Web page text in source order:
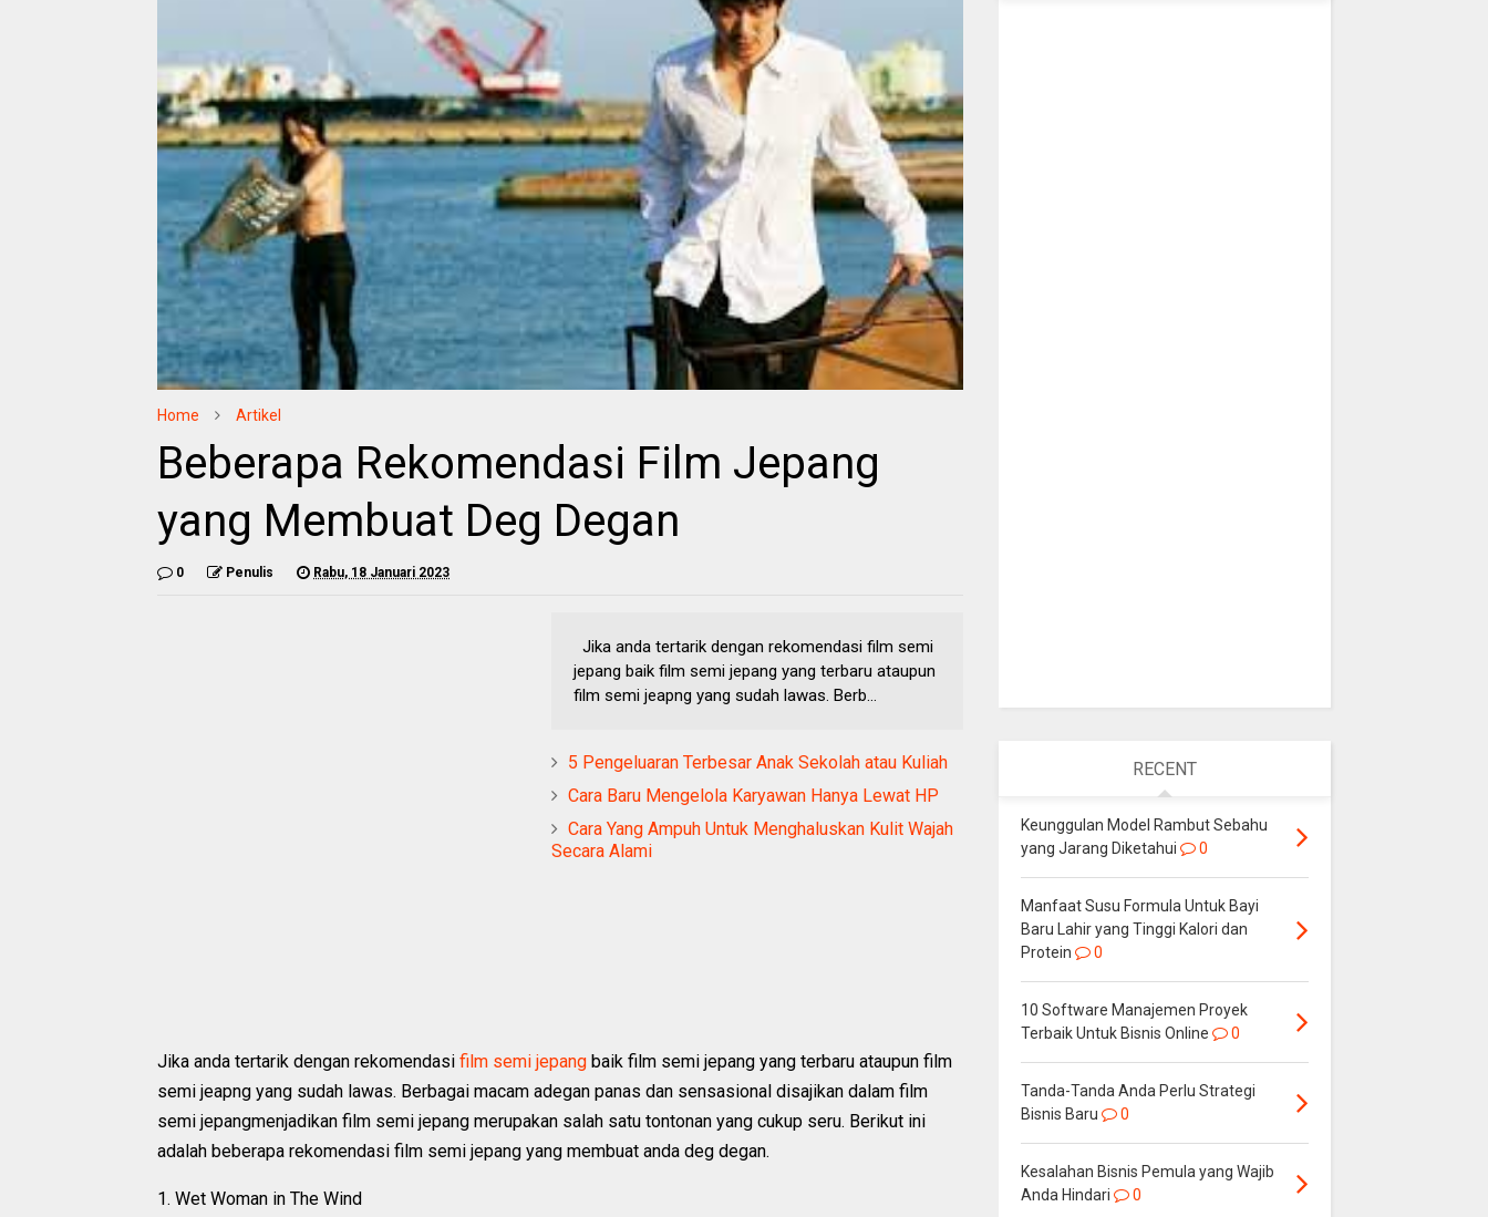
Home Artikel
Beberapa Rekomendasi Film Jepang
yang Membuat Deg Degan
0 Penulis Rabu, 18 Januari 2023
Jika anda tertarik dengan rekomendasi film semi
jepang baik film semi jepang yang terbaru ataupun
film semi jeapng yang sudah lawas. Berb...
5 Pengeluaran Terbesar Anak Sekolah atau Kuliah
Cara Baru Mengelola Karyawan Hanya Lewat HP
Cara Yang Ampuh Untuk Menghaluskan Kulit Wajah
Secara Alami
Jika anda tertarik dengan rekomendasi film semi jepang baik film semi jepang yang terbaru ataupun film
semi jeapng yang sudah lawas. Berbagai macam adegan panas dan sensasional disajikan dalam film
semi jepangmenjadikan film semi jepang merupakan salah satu tontonan yang cukup seru. Berikut ini
adalah beberapa rekomendasi film semi jepang yang membuat anda deg degan.
1. Wet Woman in The Wind
RECENT
Keunggulan Model Rambut Sebahu
yang Jarang Diketahui
0
Manfaat Susu Formula Untuk Bayi
Baru Lahir yang Tinggi Kalori dan
Protein
0
10 Software Manajemen Proyek
Terbaik Untuk Bisnis Online
0
Tanda-Tanda Anda Perlu Strategi
Bisnis Baru
0
Kesalahan Bisnis Pemula yang Wajib
Anda Hindari
0